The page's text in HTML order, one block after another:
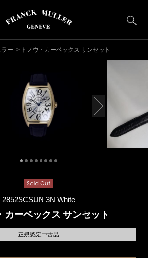
ラー > トノウ・カーベックス サンセット
2852SCSUN 3N White
カーベックス サンセット
正規認定中古品